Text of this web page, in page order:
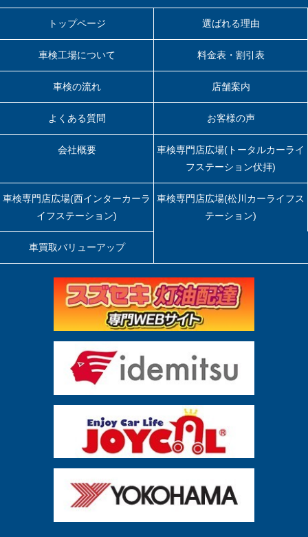
トップページ 選ばれる理由
車検工場について 料金表・割引表
車検の流れ 店舗案内
よくある質問 お客様の声
会社概要
車検専門店広場(トータルカーライ
フステーション伏拝)
車検専門店広場(西インターカーラ
イフステーション)
車検専門店広場(松川カーライフス
テーション)
車買取バリューアップ